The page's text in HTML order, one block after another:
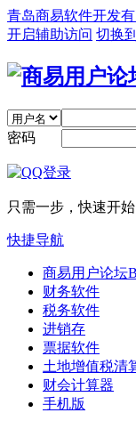
青岛商易软件开发有
开启辅助访问 切换
密码
只需一步，快速开始
快捷导航
商易用户论坛
财务软件
税务软件
进销存
票据软件
土地增值税清
财会计算器
手机版